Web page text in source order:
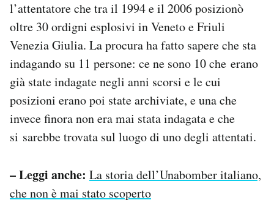
CALENDARIO
AREA PERSONALE
Area Personale
Newsletter
Notifiche mobile
Regala il Post
Hai bisogno di aiuto?
l’attentatore che tra il 1994 e il 2006 posizionò
oltre 30 ordigni esplosivi in Veneto e Friuli
Venezia Giulia. La procura ha fatto sapere che sta
indagando su 11 persone: ce ne sono 10 che erano
già state indagate negli anni scorsi e le cui
posizioni erano poi state archiviate, e una che
invece finora non era mai stata indagata e che
si sarebbe trovata sul luogo di uno degli attentati.
– Leggi anche: La storia dell’Unabomber italiano,
che non è mai stato scoperto